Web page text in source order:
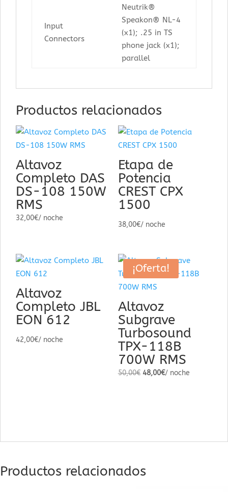
Input
Connectors
Neutrik®
Speakon® NL-4
(x1); .25 in TS
phone jack (x1);
parallel
Productos relacionados
Altavoz
Completo DAS
DS-108 150W
RMS
32,00€/ noche
Etapa de
Potencia
CREST CPX
1500
38,00€/ noche
Altavoz
Completo JBL
EON 612
42,00€/ noche
¡Oferta!
Altavoz
Subgrave
Turbosound
TPX-118B
700W RMS
50,00€ El
48,00€El
/ noche
Productos relacionados